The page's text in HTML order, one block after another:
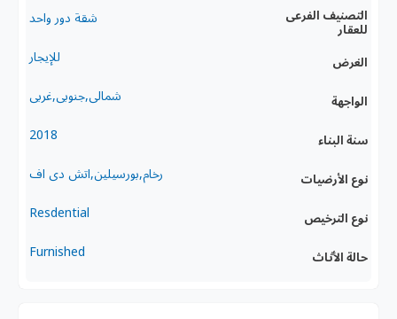
التصنيف الفرعى
للعقار
شقة دور واحد
الغرض للإيجار
الواجهة شمالى,جنوبى,غربى
سنة البناء 2018
نوع الأرضيات رخام,بورسيلين,اتش دى اف
نوع الترخيص Resdential
حالة الأثاث Furnished